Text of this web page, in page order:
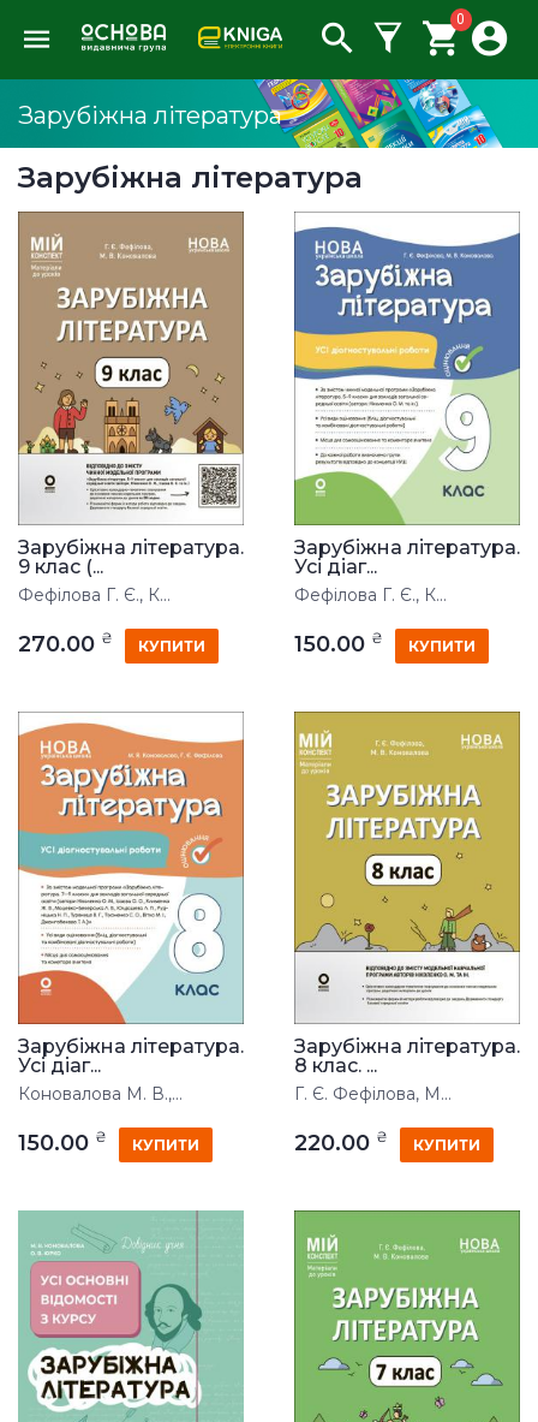
0
Зарубіжна література
Зарубіжна література
Зарубіжна література.
9 клас (...
Фефілова Г. Є., К...
270.00 ₴ КУПИТИ
Зарубіжна література.
Усі діаг...
Фефілова Г. Є., К...
150.00 ₴ КУПИТИ
Зарубіжна література.
Усі діаг...
Коновалова М. В.,...
150.00 ₴ КУПИТИ
Зарубіжна література.
8 клас. ...
Г. Є. Фефілова, М...
220.00 ₴ КУПИТИ